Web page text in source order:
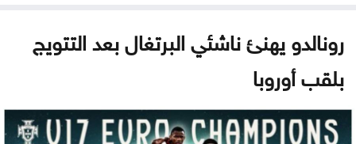
رونالدو يهنئ ناشئي البرتغال بعد التتويج
بلقب أوروبا